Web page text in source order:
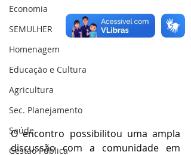
Economia
SEMULHER
Homenagem
Educação e Cultura
Agricultura
Sec. Planejamento
Saúde
Gestão Pública
O encontro possibilitou uma ampla
discussão com a comunidade em